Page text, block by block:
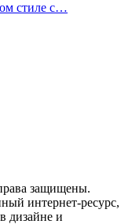
стиле с…
защищены.
интернет-ресурс,
дизайне и